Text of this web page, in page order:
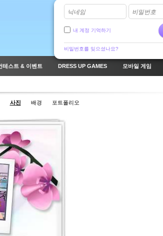
닉네임 비밀번호
내 계정 기억하기
비밀번호를 잊으셨나요?
테스트 & 이벤트 DRESS UP GAMES 모바일 게임
사진 배경 포트폴리오